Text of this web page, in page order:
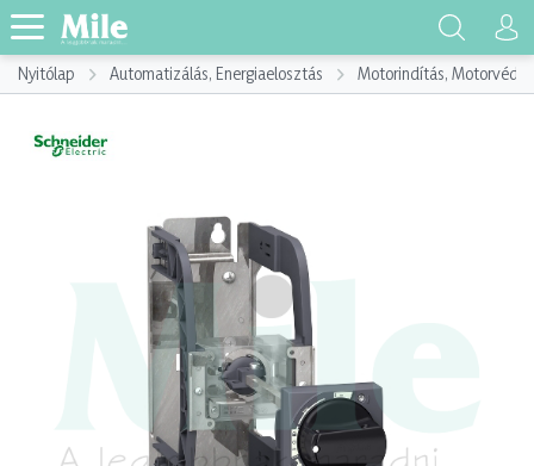
Nyitólap Automatizálás, Energiaelosztás Motorindítás,